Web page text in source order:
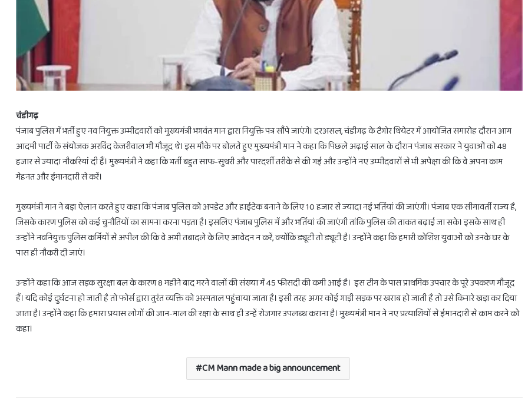
चंडीगढ़
पंजाब पुलिस में भर्ती हुए नव नियुक्त उम्मीदवारों को मुख्यमंत्री भगवंत मान द्वारा नियुक्ति पत्र सौंपे जाएंगे। दरअसल, चंडीगढ़ के टैगोर थियेटर में आयोजित समारोह दौरान आम
आदमी पार्टी के संयोजक अरविंद केजरीवाल भी मौजूद थे। इस मौके पर बोलते हुए मुख्यमंत्री मान ने कहा कि पिछले अढ़ाई साल के दौरान पंजाब सरकार ने युवाओं को 48
हजार से ज्यादा नौकरियां दी हैं। मुख्यमंत्री ने कहा कि भर्ती बहुत साफ-सुथरी और पारदर्शी तरीके से की गई और उन्होंने नए उम्मीदवारों से भी अपेक्षा की कि वे अपना काम
मेहनत और ईमानदारी से करें।
मुख्यमंत्री मान ने बड़ा ऐलान करते हुए कहा कि पंजाब पुलिस को अपडेट और हाईटेक बनाने के लिए 10 हजार से ज्यादा नई भर्तियां की जाएंगी। पंजाब एक सीमावर्ती राज्य है,
जिसके कारण पुलिस को कई चुनौतियों का सामना करना पड़ता है। इसलिए पंजाब पुलिस में और भर्तियां की जाएंगी तांकि पुलिस की ताकत बढ़ाई जा सके। इसके साथ ही
उन्होंने नवनियुक्त पुलिस कर्मियों से अपील की कि वे अभी तबादले के लिए आवेदन न करें, क्योंकि ड्यूटी तो ड्यूटी है। उन्होंने कहा कि हमारी कोशिश युवाओं को उनके घर के
पास ही नौकरी दी जाएं।
उन्होंने कहा कि आज सड़क सुरक्षा बल के कारण 8 महीने बाद मरने वालों की संख्या में 45 फीसदी की कमी आई है। इस टीम के पास प्राथमिक उपचार के पूरे उपकरण मौजूद
हैं। यदि कोई दुर्घटना हो जाती है तो फोर्स द्वारा तुरंत व्यक्ति को अस्पताल पहुंचाया जाता है। इसी तरह अगर कोई गाड़ी सड़क पर खराब हो जाती है तो उसे किनारे खड़ा कर दिया
जाता है। उन्होंने कहा कि हमारा प्रयास लोगों की जान-माल की रक्षा के साथ ही उन्हें रोजगार उपलब्ध कराना है। मुख्यमंत्री मान ने नए प्रत्याशियों से ईमानदारी से काम करने को
कहा।
CM Mann made a big announcement
28
फरवरी
3
राशियों
को
होगा
लाभ28 फरवरी से 3 राशियों को होगा लाभ ही लाभ
होलिका
लिए
मिलेगा
सिर्फ
1
ही
समय
होलिका दहन के लिए मिलेगा सिर्फ 1 घंटा का ही समय